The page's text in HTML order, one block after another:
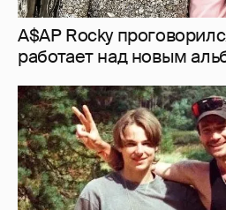
Максим Матвеев
с сыновьями от